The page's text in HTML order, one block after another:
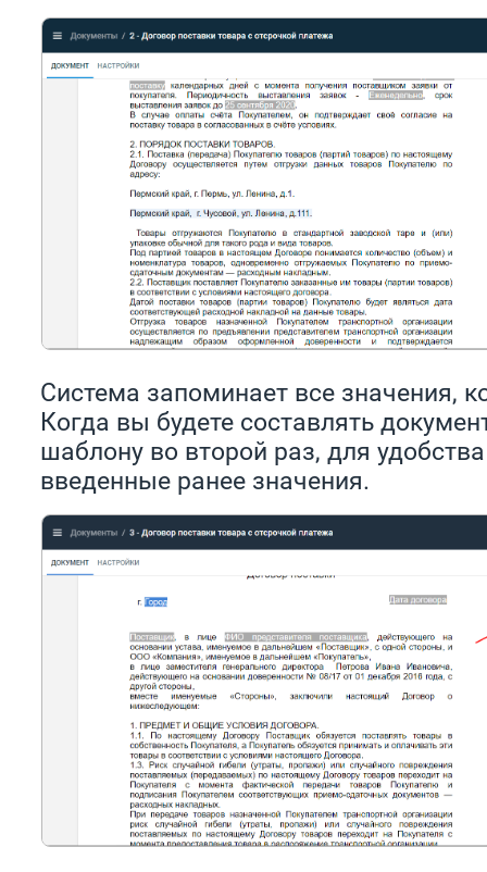
Система запоминает все значения,
Когда вы будете составлять
шаблону во второй раз, для
введенные ранее значения.